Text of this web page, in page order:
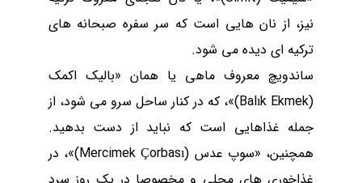
نیز، از نان هایی است که سر سفره صبحانه های
ترکیه ای دیده می شود.
ساندویچ معروف ماهی یا همان «بالیک اکمک
(
Balık Ekmek)»، که در کنار ساحل سرو می ‌شود، از
جمله غذاهایی است که نباید از دست بدهید.
همچنین، «سوپ عدس (Mercimek Çorbası)»، در